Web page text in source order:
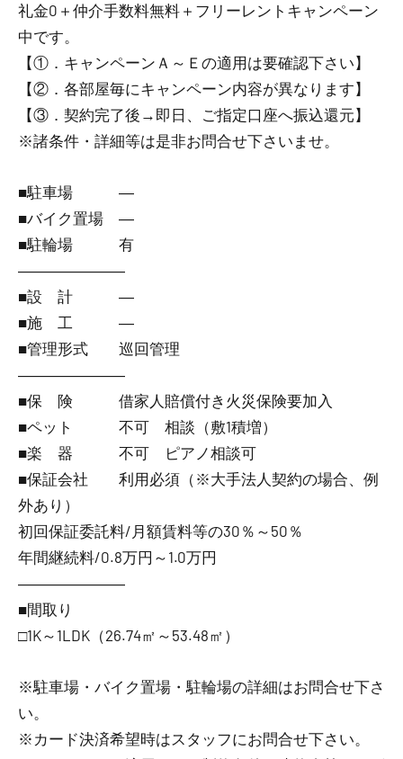
礼金0 ＋ 仲介手数料無料 ＋ フリーレント キャンペーン
中です。
【①．キャンペーンＡ～Ｅの適用は要確認下さい】
【②．各部屋毎にキャンペーン内容が異なります】
【③．契約完了後→即日、ご指定口座へ振込還元】
※諸条件・詳細等は是非お問合せ下さいませ。
■駐車場 ―
■バイク置場 ―
■駐輪場 有
―――――――
■設 計 ―
■施 工 ―
■管理形式 巡回管理
―――――――
■保 険 借家人賠償付き火災保険要加入
■ペット 不可 相談（敷1積増）
■楽 器 不可 ピアノ相談可
■保証会社 利用必須（※大手法人契約の場合、例
外あり）
初回保証委託料/月額賃料等の30％～50％
年間継続料/0.8万円～1.0万円
―――――――
■間取り
□1K～1LDK（26.74㎡～53.48㎡）
※駐車場・バイク置場・駐輪場の詳細はお問合せ下さ
い。
※カード決済希望時はスタッフにお問合せ下さい。